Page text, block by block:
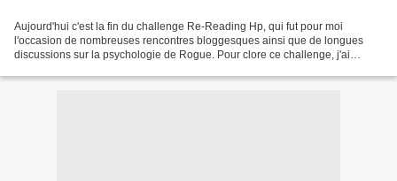
Aujourd'hui c'est la fin du challenge Re-Reading Hp, qui fut pour moi
l'occasion de nombreuses rencontres bloggesques ainsi que de longues
discussions sur la psychologie de Rogue. Pour clore ce challenge, j'ai